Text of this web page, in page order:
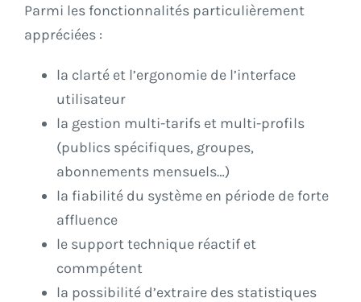
Parmi les fonctionnalités particulièrement
appréciées :
la clarté et l’ergonomie de l’interface
utilisateur
la gestion multi-tarifs et multi-profils
(publics spécifiques, groupes,
abonnements mensuels…)
la fiabilité du système en période de forte
affluence
le support technique réactif et
commpétent
la possibilité d’extraire des statistiques